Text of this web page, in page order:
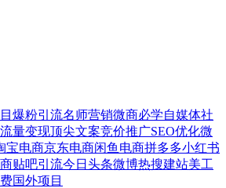
爆粉引流名师营销微商必学自媒体社
流量变现顶尖文案竞价推广SEO优化微
宝电商京东电商闲鱼电商拼多多小红书
贴吧引流今日头条微博热搜建站美工
国外项目